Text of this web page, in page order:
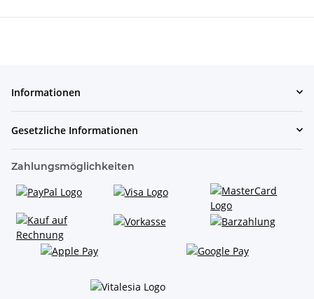
Informationen
Gesetzliche Informationen
Zahlungsmöglichkeiten